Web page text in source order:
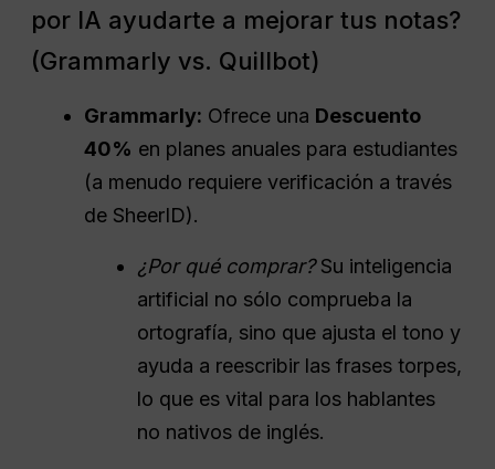
por IA ayudarte a mejorar tus notas?
(Grammarly vs. Quillbot)
Grammarly: Ofrece una Descuento
40% en planes anuales para estudiantes
(a menudo requiere verificación a través
de SheerID).
¿Por qué comprar?Su inteligencia
artificial no sólo comprueba la
ortografía, sino que ajusta el tono y
ayuda a reescribir las frases torpes,
lo que es vital para los hablantes
no nativos de inglés.